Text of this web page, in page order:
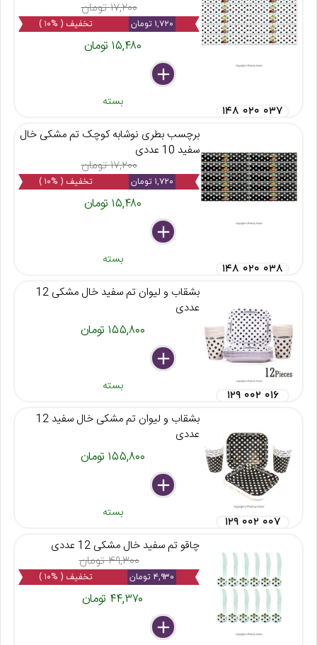
۱۷,۲۰۰ تومان
۱,۷۲۰ تومان تخفیف ( %۱۰ )
۱۵,۴۸۰ تومان
delete
remove
add
بسته
۱۴۸ ۰۲۰ ۰۳۷
برچسب بطری نوشابه کوچک تم مشکی خال
سفید 10 عددی
۱۷,۲۰۰ تومان
۱,۷۲۰ تومان تخفیف ( %۱۰ )
۱۵,۴۸۰ تومان
delete
remove
add
بسته
۱۴۸ ۰۲۰ ۰۳۸
بشقاب و لیوان تم سفید خال مشکی 12
عددی
۱۵۵,۸۰۰ تومان
delete
remove
add
بسته
۱۲۹ ۰۰۲ ۰۱۶
بشقاب و لیوان تم مشکی خال سفید 12
عددی
۱۵۵,۸۰۰ تومان
delete
remove
add
بسته
۱۲۹ ۰۰۲ ۰۰۷
چاقو تم سفید خال مشکی 12 عددی
۴۹,۳۰۰ تومان
۴,۹۳۰ تومان تخفیف ( %۱۰ )
۴۴,۳۷۰ تومان
delete
remove
add